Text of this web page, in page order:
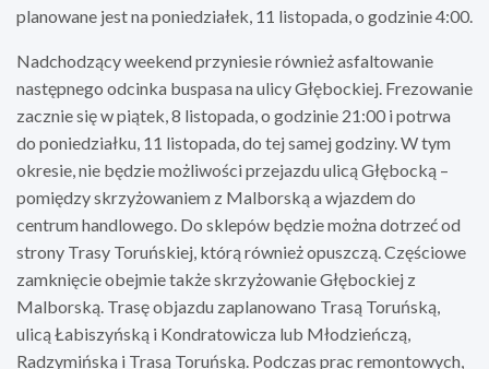
planowane jest na poniedziałek, 11 listopada, o godzinie 4:00.
Nadchodzący weekend przyniesie również asfaltowanie
następnego odcinka buspasa na ulicy Głębockiej. Frezowanie
zacznie się w piątek, 8 listopada, o godzinie 21:00 i potrwa
do poniedziałku, 11 listopada, do tej samej godziny. W tym
okresie, nie będzie możliwości przejazdu ulicą Głębocką –
pomiędzy skrzyżowaniem z Malborską a wjazdem do
centrum handlowego. Do sklepów będzie można dotrzeć od
strony Trasy Toruńskiej, którą również opuszczą. Częściowe
zamknięcie obejmie także skrzyżowanie Głębockiej z
Malborską. Trasę objazdu zaplanowano Trasą Toruńską,
ulicą Łabiszyńską i Kondratowicza lub Młodzieńczą,
Radzymińską i Trasą Toruńską. Podczas prac remontowych,